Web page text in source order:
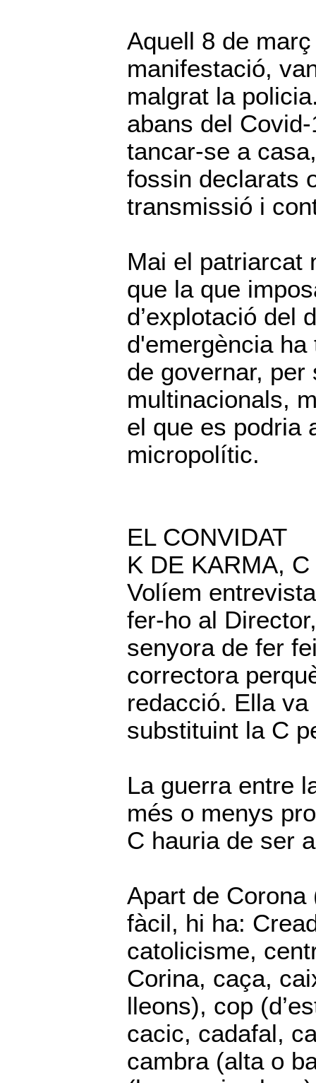
Aquell 8 de
manifestació,
malgrat la
abans del
tancar-se a
fossin declarats
transmissió i
Mai el patriarcat
que la que
d’explotació del
d'emergència
de governar,
multinacionals,
el que es podria
micropolític.
EL CONVIDAT
K DE KARMA,
Volíem
fer-ho al
senyora de fer
correctora
redacció. Ella
substituint la C
La guerra entre
més o menys
C hauria de ser
Apart de
fàcil, hi ha:
catolicisme,
Corina, caça,
lleons), cop
cacic, cadafal,
cambra (alta o